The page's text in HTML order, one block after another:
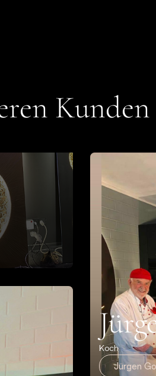
Kunden
Koch
Jürgen